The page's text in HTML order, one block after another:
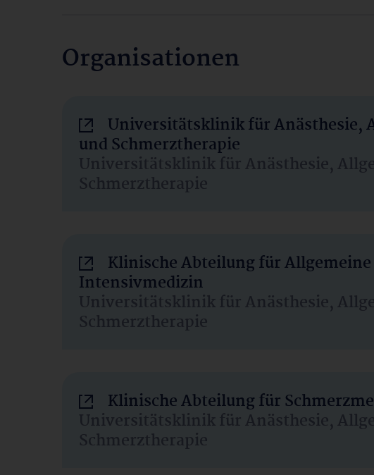
Organisationen
Universitätsklinik für Anästhesie,
und Schmerztherapie
Universitätsklinik für Anästhesie,
Schmerztherapie
Klinische Abteilung für
Intensivmedizin
Universitätsklinik für Anästhesie,
Schmerztherapie
Klinische Abteilung für
Universitätsklinik für Anästhesie,
Schmerztherapie